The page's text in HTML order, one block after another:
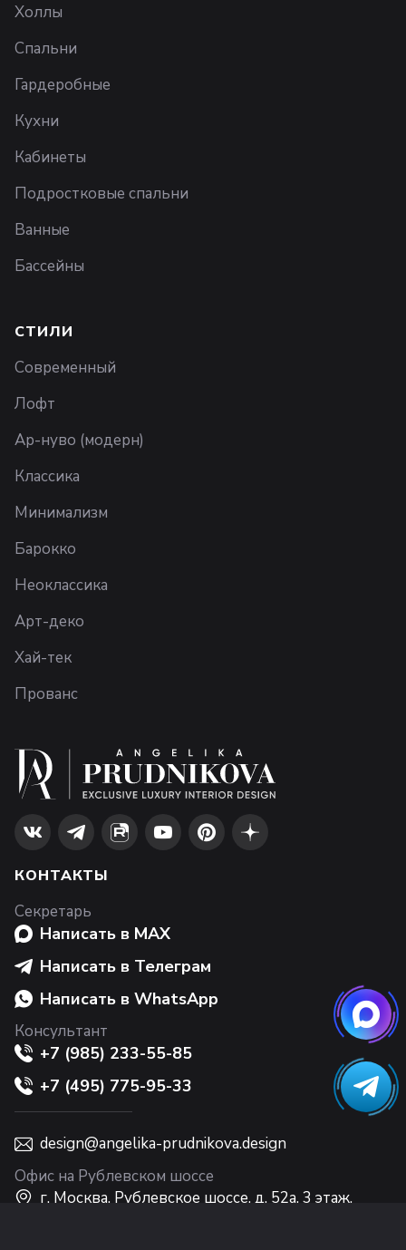
Холлы
Спальни
Гардеробные
Кухни
Кабинеты
Подростковые спальни
Ванные
Бассейны
СТИЛИ
Современный
Лофт
Ар-нуво (модерн)
Классика
Минимализм
Барокко
Неоклассика
Арт-деко
Хай-тек
Прованс
КОНТАКТЫ
Секретарь
Написать в MAX
Написать в Телеграм
Написать в WhatsApp
Консультант
+7 (985) 233-55-85
+7 (495) 775-95-33
design@angelika-prudnikova.design
Офис на Рублевском шоссе
г. Москва, Рублевское шоссе, д. 52а, 3 этаж,